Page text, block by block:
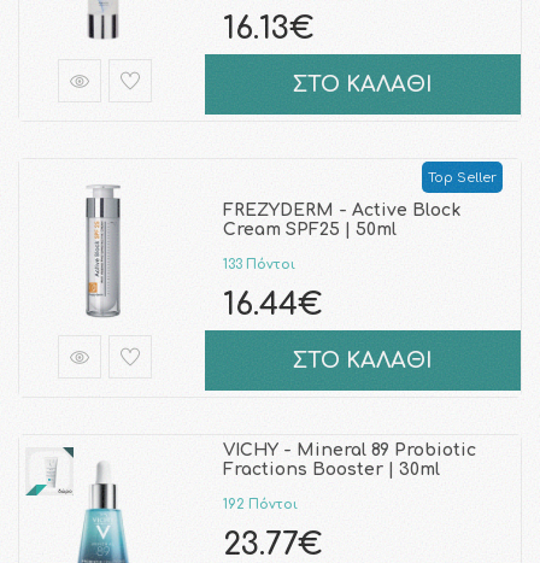
16.13€
ΣΤΟ ΚΑΛΑΘΙ
Top Seller
FREZYDERM - Active Block
Cream SPF25 | 50ml
133 Πόντοι
16.44€
ΣΤΟ ΚΑΛΑΘΙ
VICHY - Mineral 89 Probiotic
Fractions Booster | 30ml
192 Πόντοι
23.77€